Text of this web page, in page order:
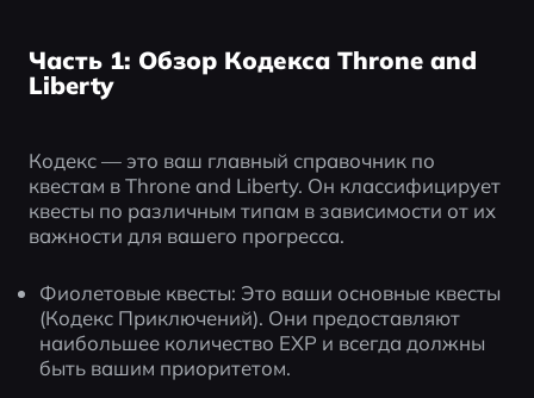
Часть 1: Обзор Кодекса Throne and
Liberty
Кодекс — это ваш главный справочник по
квестам в Throne and Liberty. Он классифицирует
квесты по различным типам в зависимости от их
важности для вашего прогресса.
Фиолетовые квесты: Это ваши основные квесты
(Кодекс Приключений). Они предоставляют
наибольшее количество EXP и всегда должны
быть вашим приоритетом.